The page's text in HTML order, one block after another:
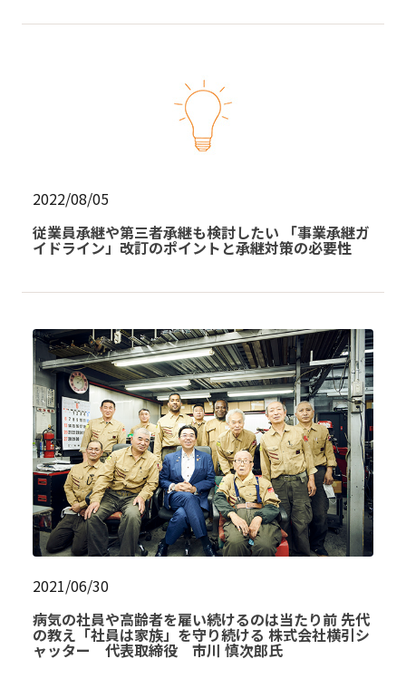
2022/08/05
従業員承継や第三者承継も検討したい 「事業承継ガ
イドライン」改訂のポイントと承継対策の必要性
2021/06/30
病気の社員や高齢者を雇い続けるのは当たり前 先代
の教え「社員は家族」を守り続ける 株式会社横引シ
ャッター 代表取締役 市川 慎次郎氏